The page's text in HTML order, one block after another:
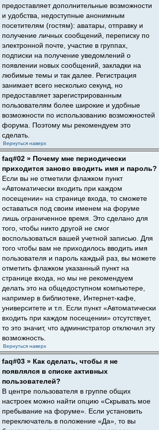
предоставляет дополнительные возможности
и удобства, недоступные анонимным
посетителям (гостям): аватары, отправку и
получение личных сообщений, переписку по
электронной почте, участие в группах,
подписки на получение уведомлений о
появлении новых сообщений, закладки на
любимые темы и так далее. Регистрация
занимает всего несколько секунд, но
предоставляет зарегистрированным
пользователям более широкие и удобные
возможности по использованию возможностей
форума. Поэтому мы рекомендуем это
сделать.
Вернуться наверх
faq#02 » Почему мне периодически
приходится заново вводить имя и пароль?
Если вы не отметили флажком пункт
«Автоматически входить при каждом
посещении» на странице входа, то сможете
оставаться под своим именем на форуме
лишь ограниченное время. Это сделано для
того, чтобы никто другой не смог
воспользоваться вашей учетной записью. Для
того чтобы вам не приходилось вводить имя
пользователя и пароль каждый раз, вы можете
отметить флажком указанный пункт на
странице входа, но мы не рекомендуем
делать это на общедоступном компьютере,
например в библиотеке, Интернет-кафе,
университете и т.п. Если пункт «Автоматически
входить при каждом посещении» отсутствует,
то это значит, что администратор отключил эту
возможность.
Вернуться наверх
faq#03 » Как сделать, чтобы я не
появлялся в списке активных
пользователей?
В центре пользователя в группе общих
настроек можно найти опцию «Скрывать мое
пребывание на форуме». Если установить
переключатель в положение «Да», то вы